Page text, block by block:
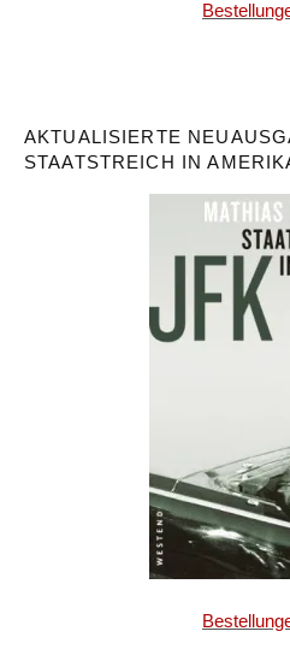
AKTUALISIERTE
STAATSTREICH IN